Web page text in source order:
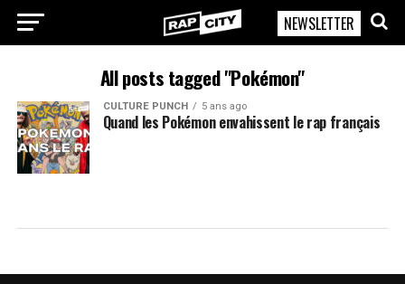
RapCity
NEWSLETTER
All posts tagged "Pokémon"
CULTURE PUNCH 5 ans ago
Quand les Pokémon envahissent le rap français